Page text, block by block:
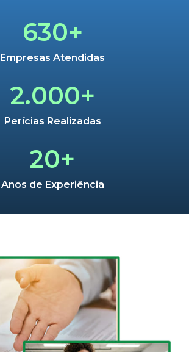
630+
Empresas Atendidas
2.000+
Perícias Realizadas
20+
Anos de Experiência